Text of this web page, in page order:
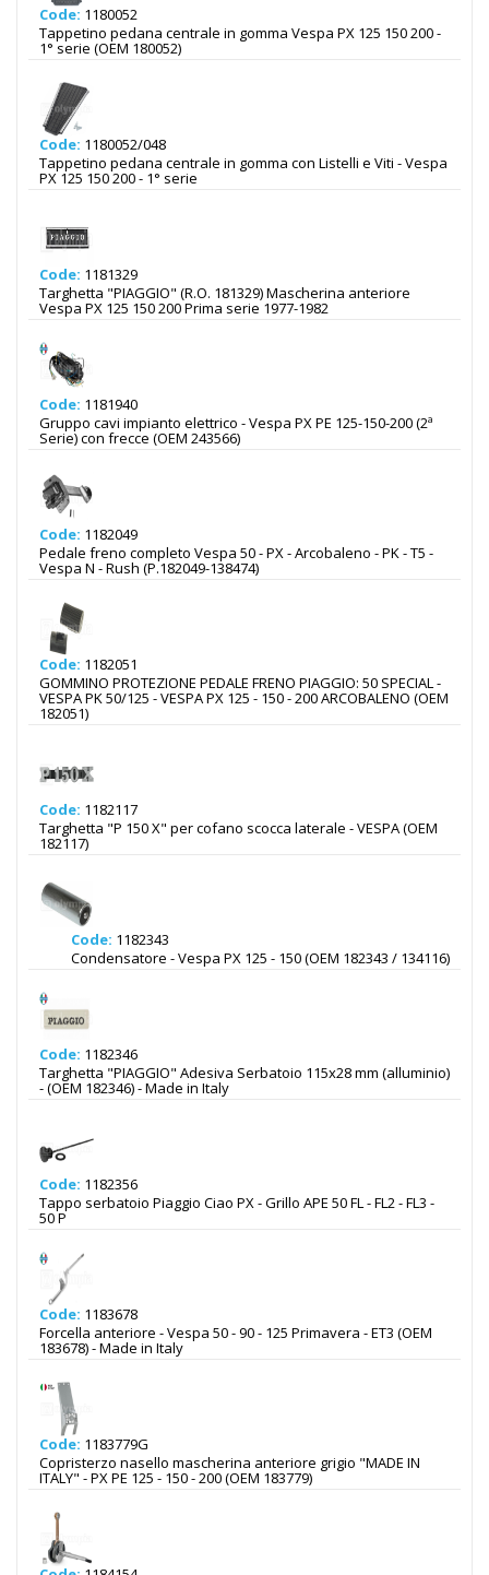
Code: 1180052
Tappetino pedana centrale in gomma Vespa PX 125 150 200 -
1° serie (OEM 180052)
Code: 1180052/048
Tappetino pedana centrale in gomma con Listelli e Viti - Vespa
PX 125 150 200 - 1° serie
Code: 1181329
Targhetta "PIAGGIO" (R.O. 181329) Mascherina anteriore
Vespa PX 125 150 200 Prima serie 1977-1982
Code: 1181940
Gruppo cavi impianto elettrico - Vespa PX PE 125-150-200 (2ª
Serie) con frecce (OEM 243566)
Code: 1182049
Pedale freno completo Vespa 50 - PX - Arcobaleno - PK - T5 -
Vespa N - Rush (P.182049-138474)
Code: 1182051
GOMMINO PROTEZIONE PEDALE FRENO PIAGGIO: 50 SPECIAL -
VESPA PK 50/125 - VESPA PX 125 - 150 - 200 ARCOBALENO (OEM
182051)
Code: 1182117
Targhetta "P 150 X" per cofano scocca laterale - VESPA (OEM
182117)
Code: 1182343
Condensatore - Vespa PX 125 - 150 (OEM 182343 / 134116)
Code: 1182346
Targhetta "PIAGGIO" Adesiva Serbatoio 115x28 mm (alluminio)
- (OEM 182346) - Made in Italy
Code: 1182356
Tappo serbatoio Piaggio Ciao PX - Grillo APE 50 FL - FL2 - FL3 -
50 P
Code: 1183678
Forcella anteriore - Vespa 50 - 90 - 125 Primavera - ET3 (OEM
183678) - Made in Italy
Code: 1183779G
Copristerzo nasello mascherina anteriore grigio "MADE IN
ITALY" - PX PE 125 - 150 - 200 (OEM 183779)